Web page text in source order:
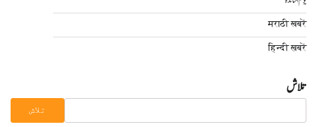
मराठी खबरें
हिन्दी ख़बरें
تلاش
تلاش